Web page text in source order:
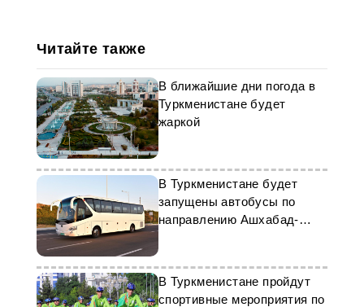
Читайте также
В ближайшие дни погода в
Туркменистане будет
жаркой
В Туркменистане будет
запущены автобусы по
направлению Ашхабад-
В Туркменистане пройдут
спортивные мероприятия по